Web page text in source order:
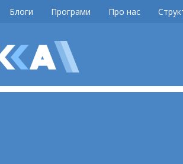
Блоги Програми Про нас